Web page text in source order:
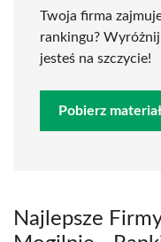
Twoja firma
rankingu?
jesteś na szczycie!
Pobierz
Najlepsze